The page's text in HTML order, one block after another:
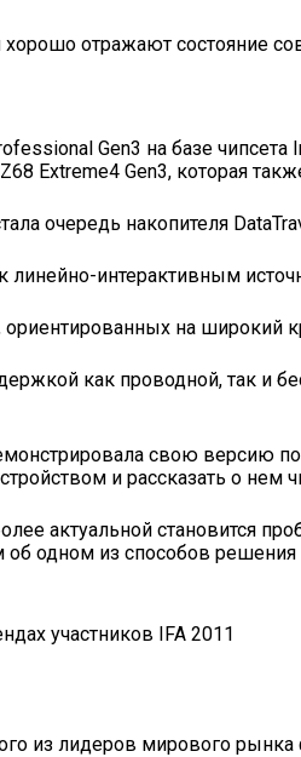
отражают состояние
Gen3 на базе
Extreme4 Gen3, которая
очередь накопителя
линейно-интерактивным
на широкий
как проводной, так и
свою версию
и рассказать о нем
актуальной становится
об одном из способов
участников IFA 2011
из лидеров мирового